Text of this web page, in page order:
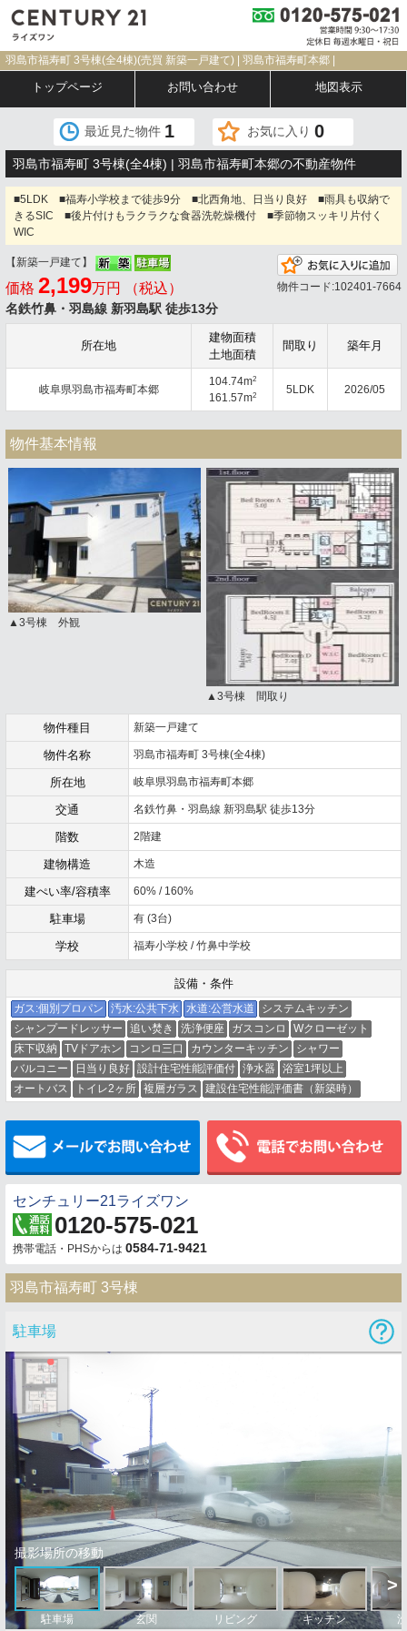
羽島市福寿町 3号棟(全4棟)(売買 新築一戸建て) | 羽島市福寿町本郷 |
トップページ お問い合わせ 地図表示
最近見た物件 1 お気に入り 0
羽島市福寿町 3号棟(全4棟) | 羽島市福寿町本郷の不動産物件
■5LDK ■福寿小学校まで徒歩9分 ■北西角地、日当り良好 ■雨具も収納で
きるSIC ■後片付けもラクラクな食器洗乾燥機付 ■季節物スッキリ片付く
WIC
【新築一戸建て】
価格 2,199万円 （税込）
名鉄竹鼻・羽島線 新羽島駅 徒歩13分
物件コード:102401-7664
所在地
建物面積
土地面積
間取り 築年月
岐阜県羽島市福寿町本郷
104.74m2
161.57m2 5LDK 2026/05
物件基本情報
▲3号棟 外観
▲3号棟 間取り
物件種目 新築一戸建て
物件名称 羽島市福寿町 3号棟(全4棟)
所在地 岐阜県羽島市福寿町本郷
交通 名鉄竹鼻・羽島線 新羽島駅 徒歩13分
階数 2階建
建物構造 木造
建ぺい率/容積率 60% / 160%
駐車場 有 (3台)
学校 福寿小学校 / 竹鼻中学校
設備・条件
ガス:個別プロパン 汚水:公共下水 水道:公営水道
システムキッチン
シャンプードレッサー
追い焚き 洗浄便座 ガスコンロ
Wクローゼット
床下収納
TVドアホン コンロ三口 カウンターキッチン
シャワー
バルコニー
日当り良好 設計住宅性能評価付 浄水器
浴室1坪以上
オートバス
トイレ2ヶ所 複層ガラス 建設住宅性能評価書（新築時）
メールでお問い合わせ
センチュリー21ライズワン
0120-575-021
携帯電話・PHSからは 0584-71-9421
羽島市福寿町 3号棟